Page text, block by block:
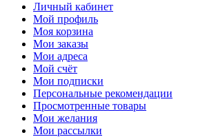
Личный кабинет
Мой профиль
Моя корзина
Мои заказы
Мои адреса
Мой счёт
Мои подписки
Персональные рекомендации
Просмотренные товары
Мои желания
Мои рассылки